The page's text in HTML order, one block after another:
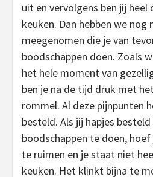
uit en vervolgens ben jij
keuken. Dan hebben we nog
meegenomen die je van
boodschappen doen. Zoals
het hele moment van
ben je na de tijd druk met
rommel. Al deze pijnpunten
besteld. Als jij hapjes
boodschappen te doen,
te ruimen en je staat niet
keuken. Het klinkt bijna te